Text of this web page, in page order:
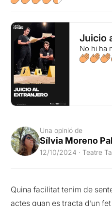
Juicio
No hi ha
Una opinió de
Sílvia Moreno
12/10/2024 · Teatre
Quina facilitat tenim de
actes quan es tracta d’un